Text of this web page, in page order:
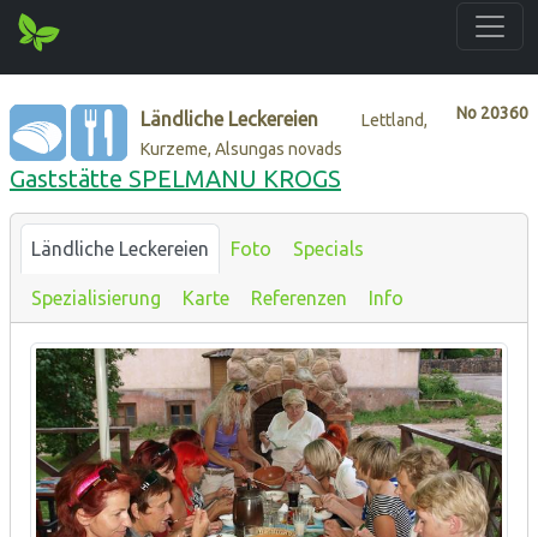
No 20360
Ländliche Leckereien
Lettland,
Kurzeme, Alsungas novads
Gaststätte SPELMANU KROGS
Ländliche Leckereien Foto Specials
Spezialisierung Karte Referenzen Info